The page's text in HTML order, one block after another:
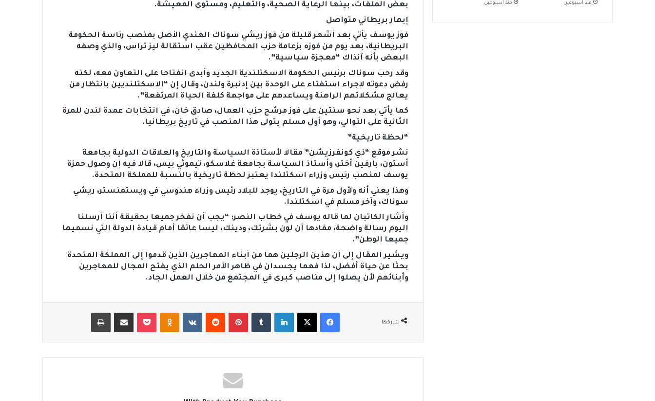
بعض الملفات، بينها الرعاية الصحية، والتعليم، ومستوى المعيشة.
إبهار بريطاني متواصل
فوز يوسف يأتي بعد أشهر قليلة من فوز ريشي سوناك الهندي الأصل بمنصب رئاسة الحكومة
البريطانية، بعد يوم من فوزه بزعامة حزب المحافظين عقب استقالة ليز تراس، والذي وصفه
البعض بأنه آنذاك “معجزة سياسية”.
وقد رحب سوناك برئيس الحكومة الاسكتلندية الجديد وأبدى انفتاحا على التعاون معه، لكنه
رفض دعوته لإجراء استفتاء على الوحدة بين إدنبرة ولندن، وقال إن “الاسكتلنديين بانتظار من
يعالج مشكلاتهم الراهنة ويساعدهم على مواجهة كلفة الحياة المرتفعة”.
كما يأتي بعد نحو سنتين على فوز مرشح حزب العمال، صادق خان، في انتخابات عمدة لندن للمرة
الثانية على التوالي، وهو أول مسلم يتولى هذا المنصب في تاريخ بريطانيا.
“لحظة تاريخية”
نشر موقع “ذي كونفرزيشن” مقالا لأستاذة السياسة والتاريخ والعلاقات الدولية بجامعة
أستون، بارفين أختر، وأستاذ السياسة بجامعة غلاسكو، تيموثي بيس، قالا فيه إن وصول حمزة
يوسف لمنصب رئيس وزراء اسكتلندا يعتبر لحظة تاريخية بالنسبة للمملكة المتحدة.
وهذا يعني أنه ولأول مرة في التاريخ، يوجد للبلاد رئيس وزراء هندوسي في ويستمنستر، ريشي
سوناك، وآخر مسلم في اسكتلندا.
وأشار الكاتبان لما قاله يوسف في خطاب النصر: “يجب أن نفخر جميعا بحقيقة أننا أرسلنا
اليوم رسالة واضحة، مفادها أن لون بشرتك، ودينك، ليسا عائقا أمام قيادة الدولة التي نسميها
جميعا الوطن”.
ويشير المقال إلى أن هذين الرجلين هما من أبناء المهاجرين الذين قدموا إلى المملكة المتحدة
بحثا عن حياة أفضل، لذا فهما يجسدان في ظاهر الأمر الحلم الذي يفتح المجال للمهاجرين
وأبنائهم لأن يصلوا إلى مناصب كبرى في المجتمع من خلال العمل الجاد.
شاركها
فيسبوك لينكدإن بينتيريست
منذ أسبوعين منذ أسبوعين